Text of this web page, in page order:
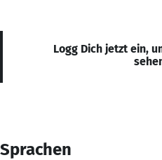
Logg Dich jetzt ein,
Sprachen